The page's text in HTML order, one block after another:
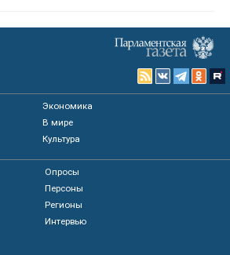
Экономика
В мире
Культура
Опросы
Персоны
Регионы
Интервью